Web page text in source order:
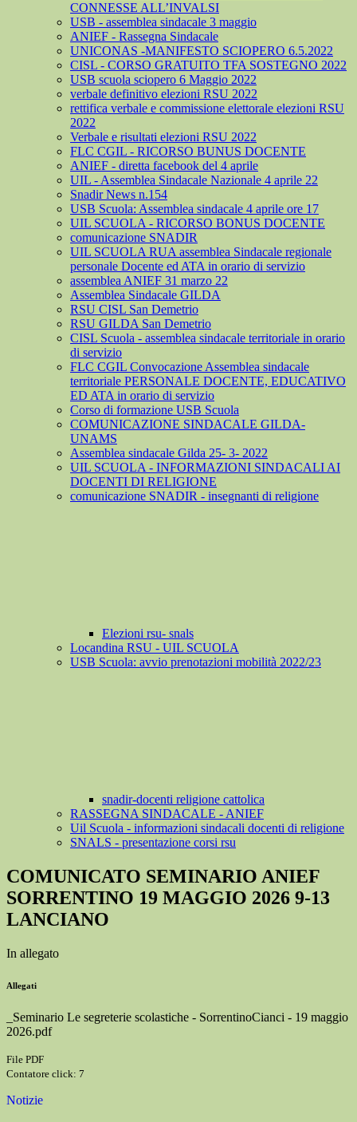
CONNESSE ALL’INVALSI
USB - assemblea sindacale 3 maggio
ANIEF - Rassegna Sindacale
UNICONAS -MANIFESTO SCIOPERO 6.5.2022
CISL - CORSO GRATUITO TFA SOSTEGNO 2022
USB scuola sciopero 6 Maggio 2022
verbale definitivo elezioni RSU 2022
rettifica verbale e commissione elettorale elezioni RSU
2022
Verbale e risultati elezioni RSU 2022
FLC CGIL - RICORSO BUNUS DOCENTE
ANIEF - diretta facebook del 4 aprile
UIL - Assemblea Sindacale Nazionale 4 aprile 22
Snadir News n.154
USB Scuola: Assemblea sindacale 4 aprile ore 17
UIL SCUOLA - RICORSO BONUS DOCENTE
comunicazione SNADIR
UIL SCUOLA RUA assemblea Sindacale regionale
personale Docente ed ATA in orario di servizio
assemblea ANIEF 31 marzo 22
Assemblea Sindacale GILDA
RSU CISL San Demetrio
RSU GILDA San Demetrio
CISL Scuola - assemblea sindacale territoriale in orario
di servizio
FLC CGIL Convocazione Assemblea sindacale
territoriale PERSONALE DOCENTE, EDUCATIVO
ED ATA in orario di servizio
Corso di formazione USB Scuola
COMUNICAZIONE SINDACALE GILDA-
UNAMS
Assemblea sindacale Gilda 25- 3- 2022
UIL SCUOLA - INFORMAZIONI SINDACALI AI
DOCENTI DI RELIGIONE
comunicazione SNADIR - insegnanti di religione
Elezioni rsu- snals
Locandina RSU - UIL SCUOLA
USB Scuola: avvio prenotazioni mobilità 2022/23
snadir-docenti religione cattolica
RASSEGNA SINDACALE - ANIEF
Uil Scuola - informazioni sindacali docenti di religione
SNALS - presentazione corsi rsu
COMUNICATO SEMINARIO ANIEF
SORRENTINO 19 MAGGIO 2026 9-13
LANCIANO
In allegato
Allegati
_Seminario Le segreterie scolastiche - SorrentinoCianci - 19 maggio
2026.pdf
File PDF
Contatore click: 7
Notizie